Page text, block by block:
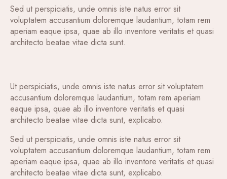
Sed ut perspiciatis, unde omnis iste natus error sit
voluptatem accusantium doloremque laudantium, totam rem
aperiam eaque ipsa, quae ab illo inventore veritatis et quasi
architecto beatae vitae dicta sunt.
Ut perspiciatis, unde omnis iste natus error sit voluptatem
accusantium doloremque laudantium, totam rem aperiam
eaque ipsa, quae ab illo inventore veritatis et quasi
architecto beatae vitae dicta sunt, explicabo.
Sed ut perspiciatis, unde omnis iste natus error sit
voluptatem accusantium doloremque laudantium, totam rem
aperiam eaque ipsa, quae ab illo inventore veritatis et quasi
architecto beatae vitae dicta sunt, explicabo.